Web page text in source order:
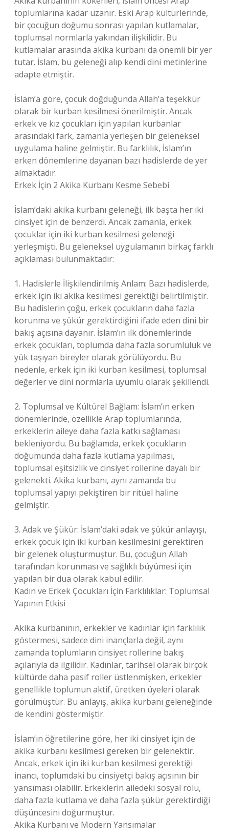
toplumlarına kadar uzanır. Eski Arap kültürlerinde,
bir çocuğun doğumu sonrası yapılan kutlamalar,
toplumsal normlarla yakından ilişkilidir. Bu
kutlamalar arasında akika kurbanı da önemli bir yer
tutar. İslam, bu geleneği alıp kendi dini metinlerine
adapte etmiştir.
İslam’a göre, çocuk doğduğunda Allah’a teşekkür
olarak bir kurban kesilmesi önerilmiştir. Ancak
erkek ve kız çocukları için yapılan kurbanlar
arasındaki fark, zamanla yerleşen bir geleneksel
uygulama haline gelmiştir. Bu farklılık, İslam’ın
erken dönemlerine dayanan bazı hadislerde de yer
almaktadır.
Erkek İçin 2 Akika Kurbanı Kesme Sebebi
İslam’daki akika kurbanı geleneği, ilk başta her iki
cinsiyet için de benzerdi. Ancak zamanla, erkek
çocuklar için iki kurban kesilmesi geleneği
yerleşmişti. Bu geleneksel uygulamanın birkaç farklı
açıklaması bulunmaktadır:
1. Hadislerle İlişkilendirilmiş Anlam: Bazı hadislerde,
erkek için iki akika kesilmesi gerektiği belirtilmiştir.
Bu hadislerin çoğu, erkek çocukların daha fazla
korunma ve şükür gerektirdiğini ifade eden dini bir
bakış açısına dayanır. İslam’ın ilk dönemlerinde
erkek çocukları, toplumda daha fazla sorumluluk ve
yük taşıyan bireyler olarak görülüyordu. Bu
nedenle, erkek için iki kurban kesilmesi, toplumsal
değerler ve dini normlarla uyumlu olarak şekillendi.
2. Toplumsal ve Kültürel Bağlam: İslam’ın erken
dönemlerinde, özellikle Arap toplumlarında,
erkeklerin aileye daha fazla katkı sağlaması
bekleniyordu. Bu bağlamda, erkek çocukların
doğumunda daha fazla kutlama yapılması,
toplumsal eşitsizlik ve cinsiyet rollerine dayalı bir
gelenekti. Akika kurbanı, aynı zamanda bu
toplumsal yapıyı pekiştiren bir ritüel haline
gelmiştir.
3. Adak ve Şükür: İslam’daki adak ve şükür anlayışı,
erkek çocuk için iki kurban kesilmesini gerektiren
bir gelenek oluşturmuştur. Bu, çocuğun Allah
tarafından korunması ve sağlıklı büyümesi için
yapılan bir dua olarak kabul edilir.
Kadın ve Erkek Çocukları İçin Farklılıklar: Toplumsal
Yapının Etkisi
Akika kurbanının, erkekler ve kadınlar için farklılık
göstermesi, sadece dini inançlarla değil, aynı
zamanda toplumların cinsiyet rollerine bakış
açılarıyla da ilgilidir. Kadınlar, tarihsel olarak birçok
kültürde daha pasif roller üstlenmişken, erkekler
genellikle toplumun aktif, üretken üyeleri olarak
görülmüştür. Bu anlayış, akika kurbanı geleneğinde
de kendini göstermiştir.
İslam’ın öğretilerine göre, her iki cinsiyet için de
akika kurbanı kesilmesi gereken bir gelenektir.
Ancak, erkek için iki kurban kesilmesi gerektiği
inancı, toplumdaki bu cinsiyetçi bakış açısının bir
yansıması olabilir. Erkeklerin ailedeki sosyal rolü,
daha fazla kutlama ve daha fazla şükür gerektirdiği
düşüncesini doğurmuştur.
Akika Kurbanı ve Modern Yansımalar